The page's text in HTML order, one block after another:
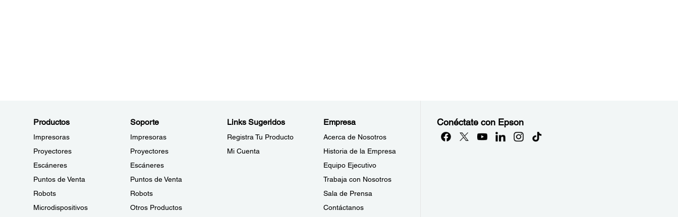
Productos
Impresoras
Proyectores
Escáneres
Puntos de Venta
Robots
Microdispositivos
Soporte
Impresoras
Proyectores
Escáneres
Puntos de Venta
Robots
Otros Productos
Links Sugeridos
Registra Tu Producto
Mi Cuenta
Empresa
Acerca de Nosotros
Historia de la Empresa
Equipo Ejecutivo
Trabaja con Nosotros
Sala de Prensa
Contáctanos
Conéctate con Epson